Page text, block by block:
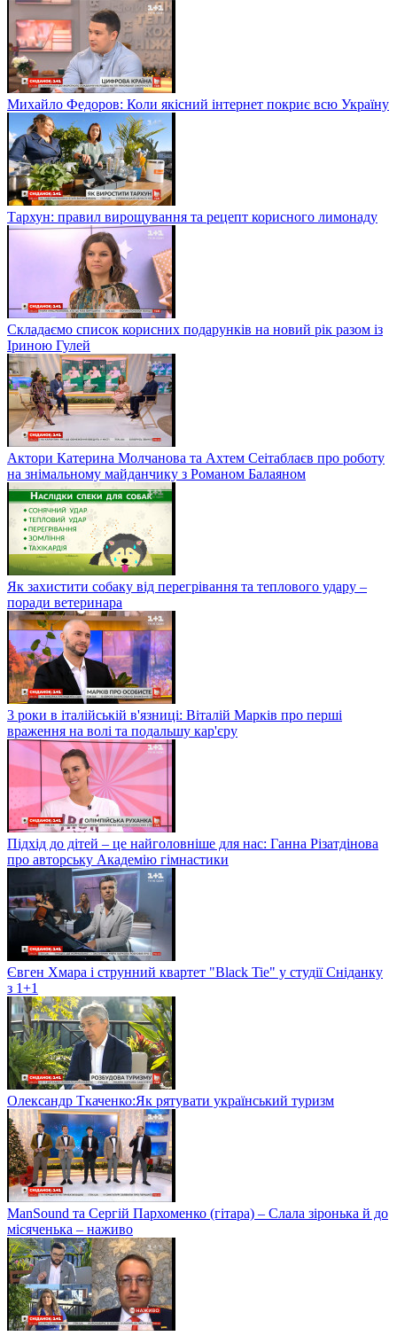
Михайло Федоров: Коли якісний інтернет покриє всю Україну
Тархун: правил вирощування та рецепт корисного лимонаду
Складаємо список корисних подарунків на новий рік разом із
Іриною Гулей
Актори Катерина Молчанова та Ахтем Сеітаблаєв про роботу
на знімальному майданчику з Романом Балаяном
Як захистити собаку від перегрівання та теплового удару –
поради ветеринара
3 роки в італійській в'язниці: Віталій Марків про перші
враження на волі та подальшу кар'єру
Підхід до дітей – це найголовніше для нас: Ганна Різатдінова
про авторську Академію гімнастики
Євген Хмара і струнний квартет "Black Tie" у студії Сніданку
з 1+1
Олександр Ткаченко:Як рятувати український туризм
ManSound та Сергій Пархоменко (гітара) – Слала зіронька й до
місяченька – наживо